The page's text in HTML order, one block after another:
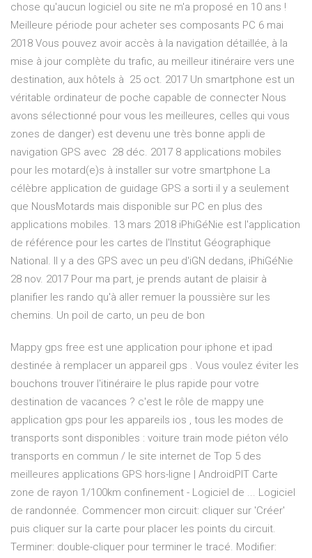
chose qu'aucun logiciel ou site ne m'a proposé en 10 ans !
Meilleure période pour acheter ses composants PC 6 mai
2018 Vous pouvez avoir accès à la navigation détaillée, à la
mise à jour complète du trafic, au meilleur itinéraire vers une
destination, aux hôtels à 25 oct. 2017 Un smartphone est un
véritable ordinateur de poche capable de connecter Nous
avons sélectionné pour vous les meilleures, celles qui vous
zones de danger) est devenu une très bonne appli de
navigation GPS avec 28 déc. 2017 8 applications mobiles
pour les motard(e)s à installer sur votre smartphone La
célèbre application de guidage GPS a sorti il y a seulement
que NousMotards mais disponible sur PC en plus des
applications mobiles. 13 mars 2018 iPhiGéNie est l'application
de référence pour les cartes de l'Institut Géographique
National. Il y a des GPS avec un peu d'iGN dedans, iPhiGéNie
28 nov. 2017 Pour ma part, je prends autant de plaisir à
planifier les rando qu'à aller remuer la poussière sur les
chemins. Un poil de carto, un peu de bon
Mappy gps free est une application pour iphone et ipad
destinée à remplacer un appareil gps . Vous voulez éviter les
bouchons trouver l'itinéraire le plus rapide pour votre
destination de vacances ? c'est le rôle de mappy une
application gps pour les appareils ios , tous les modes de
transports sont disponibles : voiture train mode piéton vélo
transports en commun / le site internet de Top 5 des
meilleures applications GPS hors-ligne | AndroidPIT Carte
zone de rayon 1/100km confinement - Logiciel de ... Logiciel
de randonnée. Commencer mon circuit: cliquer sur 'Créer'
puis cliquer sur la carte pour placer les points du circuit.
Terminer: double-cliquer pour terminer le tracé. Modifier: